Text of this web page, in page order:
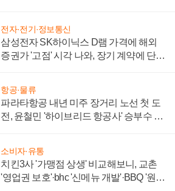
전자·전기·정보통신
삼성전자 SK하이닉스 D램 가격에 해외
증권가 '고점' 시각 나와, 장기 계약에 단점
항공·물류
파라타항공 내년 미주 장거리 노선 첫 도
전, 윤철민 '하이브리드 항공사' 승부수 통
소비자·유통
치킨3사 '가맹점 상생' 비교해보니, 교촌
'영업권 보호'·bhc '신메뉴 개발'·BBQ '원가